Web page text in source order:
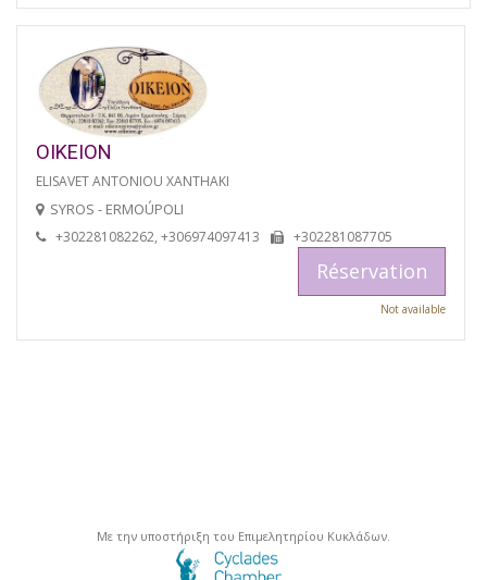
OIKEION
ELISAVET ANTONIOU XANTHAKI
SYROS - ERMOÚPOLI
+302281082262, +306974097413 +302281087705
Réservation
Not available
Με την υποστήριξη του Επιμελητηρίου Κυκλάδων.